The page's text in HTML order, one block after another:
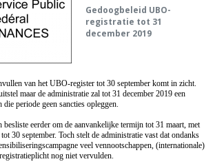
Gedoogbeleid UBO-
registratie tot 31
december 2019
van het UBO-register tot 30 september komt in zicht.
maar de administratie zal tot 31 december 2019 een
periode geen sancties opleggen.
eerder om de aanvankelijke termijn tot 31 maart, met
tot 30 september. Toch stelt de administratie vast dat ondanks
veel vennootschappen, (internationale)
nog niet vervulden.